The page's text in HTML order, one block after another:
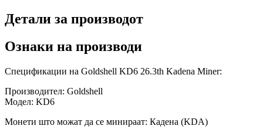
Детали за производот
Ознаки на производи
Спецификации на Goldshell KD6 26.3th Kadena Miner:
Производител: Goldshell
Модел: KD6
Монети што можат да се минираат: Кадена (KDA)